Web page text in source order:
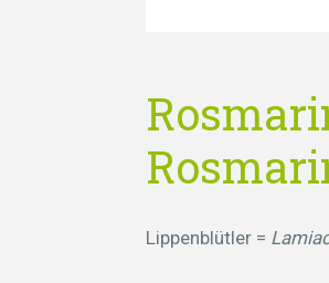
Lippenblütler =